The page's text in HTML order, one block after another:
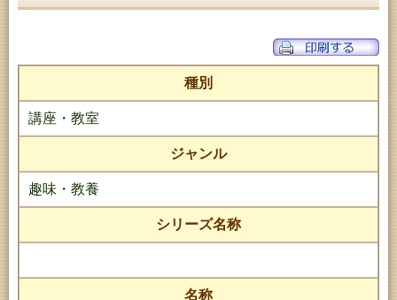
種別
講座・教室
ジャンル
趣味・教養
シリーズ名称
名称